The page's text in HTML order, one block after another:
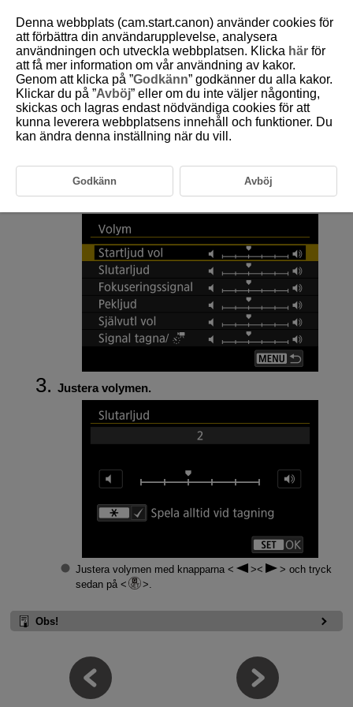
D292-176
Volym
Volymen på videokameraljud är justerbar.
Välj [ :Volym
Justera volymen.
Justera volymen med knapparna
och tryck
sedan på
.
Obs!
Denna webbplats (cam.start.canon) använder cookies för
att förbättra din användarupplevelse, analysera
användningen och utveckla webbplatsen. Klicka här för
att få mer information om vår användning av kakor.
Genom att klicka på ”Godkänn” godkänner du alla kakor.
Klickar du på ”Avböj” eller om du inte väljer någonting,
skickas och lagras endast nödvändiga cookies för att
kunna leverera webbplatsens innehåll och funktioner. Du
kan ändra denna inställning när du vill.
Godkänn Avböj